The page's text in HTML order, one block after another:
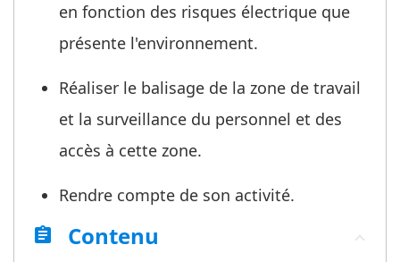
en fonction des risques électrique que
présente l'environnement.
Réaliser le balisage de la zone de travail
et la surveillance du personnel et des
accès à cette zone.
Rendre compte de son activité.
assignment
Contenu